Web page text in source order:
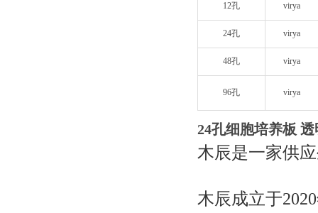
12孔 virya
24孔 virya
48孔 virya
96孔 virya
24孔细胞培养板
木辰是一家供
木辰成立于